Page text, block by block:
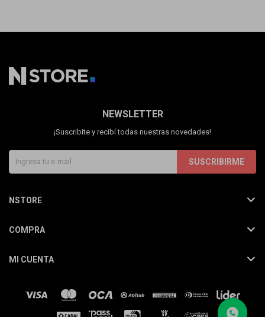
NEWSLETTER
¡Suscribite y recibí todas nuestras novedades!
SUSCRIBIRME
NSTORE
COMPRA
MI CUENTA